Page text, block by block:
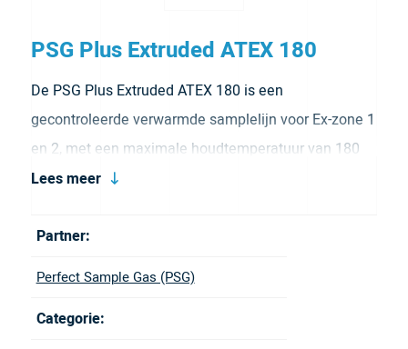
PSG Plus Extruded ATEX 180
De PSG Plus Extruded ATEX 180 is een
gecontroleerde verwarmde samplelijn voor Ex-zone 1
en 2, met een maximale houdtemperatuur van 180
°C bij -20 °C omgevingstemperatuur. De lijn is
verwarmingskabel van 60 W/m en vereist een
aan één stuk.
Lees meer
Partner:
Perfect Sample Gas (PSG)
Categorie: